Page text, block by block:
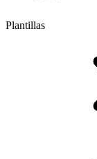
Plantillas